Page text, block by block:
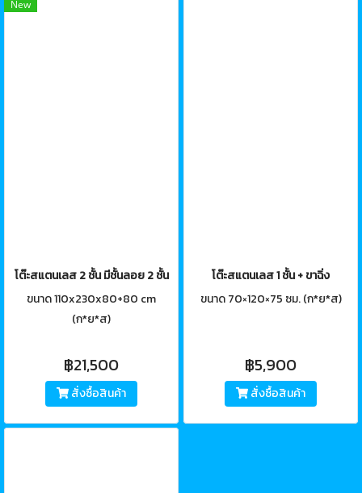
New
โต๊ะสแตนเลส 2 ชั้น มีชั้นลอย 2 ชั้น
ขนาด 110x230x80+80 cm
(ก*ย*ส)
฿21,500
สั่งซื้อสินค้า
โต๊ะสแตนเลส 1 ชั้น + ขาฉิ่ง
ขนาด 70×120×75 ซม. (ก*ย*ส)
฿5,900
สั่งซื้อสินค้า